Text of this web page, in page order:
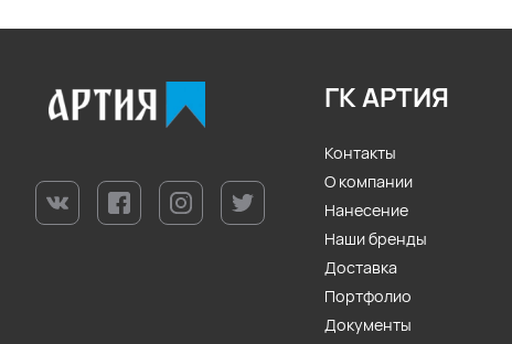
ГК АРТИЯ
Контакты
О компании
Нанесение
Наши бренды
Доставка
Портфолио
Документы